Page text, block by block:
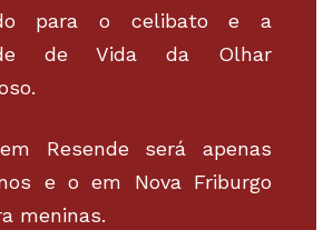
para o celibato e a
de Vida da Olhar
Resende será apenas
e o em Nova Friburgo
meninas.